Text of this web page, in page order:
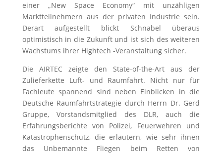
einer „New Space Economy“ mit unzähligen
Marktteilnehmern aus der privaten Industrie sein.
Derart aufgestellt blickt Schnabel überaus
optimistisch in die Zukunft und ist sich des weiteren
Wachstums ihrer Hightech -Veranstaltung sicher.
Die AIRTEC zeigte den State-of-the-Art aus der
Zulieferkette Luft- und Raumfahrt. Nicht nur für
Fachleute spannend sind neben Einblicken in die
Deutsche Raumfahrtstrategie durch Herrn Dr. Gerd
Gruppe, Vorstandsmitglied des DLR, auch die
Erfahrungsberichte von Polizei, Feuerwehren und
Katastrophenschutz, die erläutern, wie sehr ihnen
das Unbemannte Fliegen beim Retten von